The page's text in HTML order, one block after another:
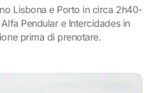
Lisbona e Porto in circa 2h40-
Pendular e Intercidades in
prima di prenotare.